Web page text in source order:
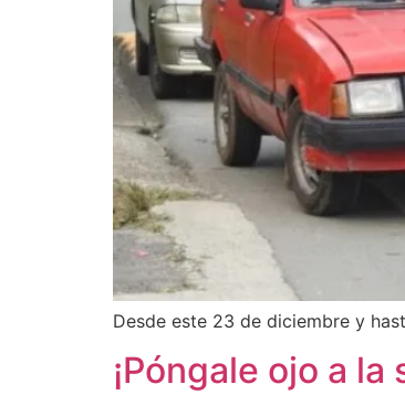
Desde este 23 de diciembre y
¡Póngale ojo a